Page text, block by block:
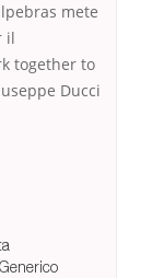
mete
il
together to
Ducci